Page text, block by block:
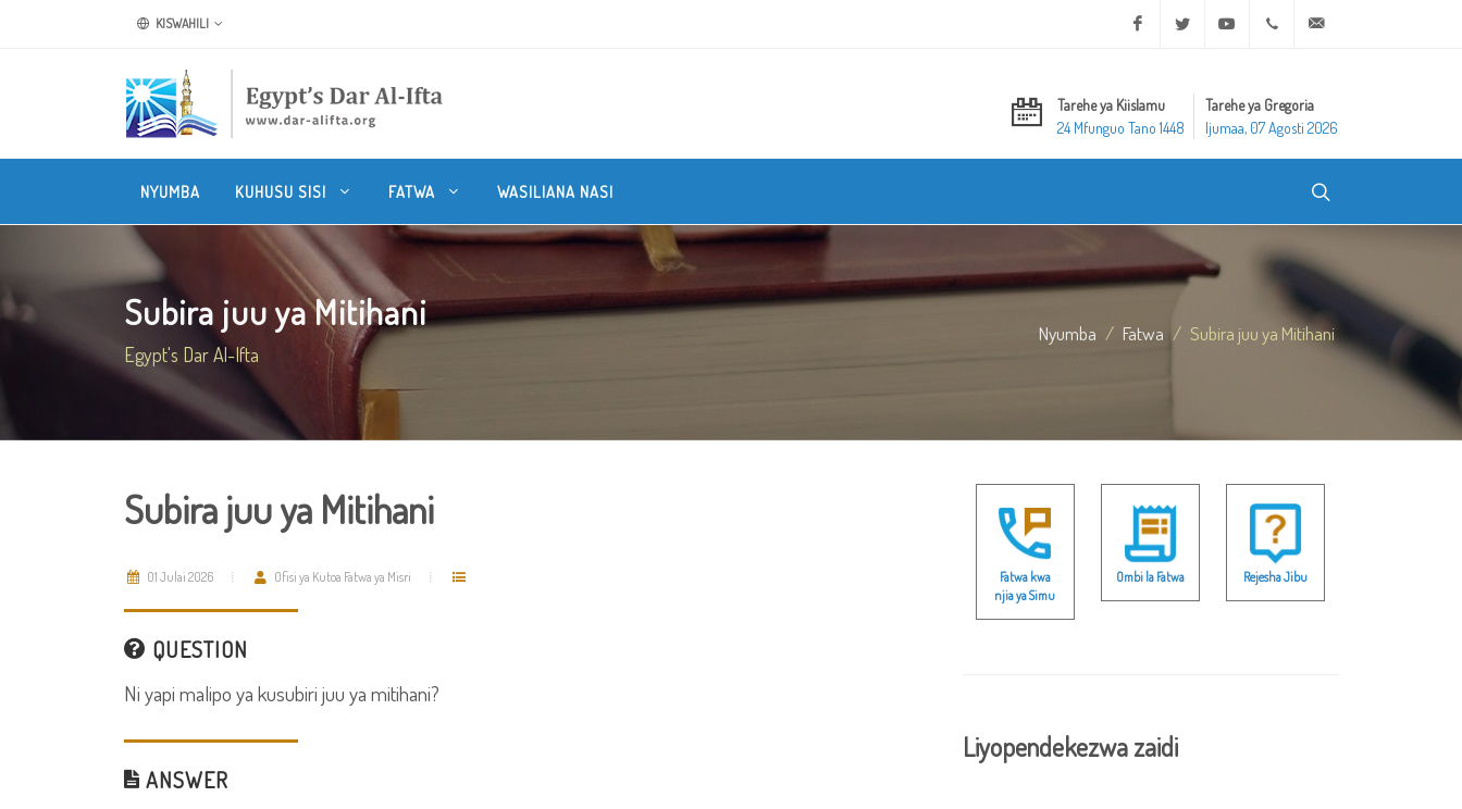
KISWAHILI Facebook Twitter Youtube +20 2 25970400
Tarehe ya Kiislamu
24 Mfunguo Tano 1448
Tarehe ya Gregoria
Ijumaa, 07 Agosti 2026
NYUMBA KUHUSU SISI FATWA WASILIANA NASI
Subira juu ya Mitihani
Egypt's Dar Al-Ifta
Nyumba Fatwa Subira juu ya Mitihani
Subira juu ya Mitihani
01 Julai 2026 Ofisi ya Kutoa Fatwa ya Misri
QUESTION
Ni yapi malipo ya kusubiri juu ya mitihani?
ANSWER
Fatwa kwa
njia ya Simu
Ombi la Fatwa Rejesha Jibu
Liyopendekezwa zaidi